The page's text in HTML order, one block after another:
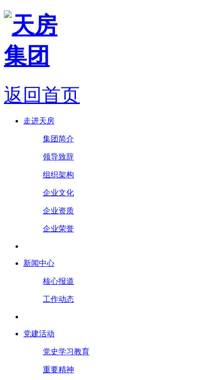
返回首页
走进天房
集团简介
领导致辞
组织架构
企业文化
企业资质
企业荣誉
新闻中心
核心报道
工作动态
党建活动
党史学习教育
重要精神